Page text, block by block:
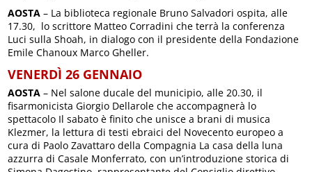
AOSTA – La biblioteca regionale Bruno Salvadori ospita, alle
17.30, lo scrittore Matteo Corradini che terrà la conferenza
Luci sulla Shoah, in dialogo con il presidente della Fondazione
Emile Chanoux Marco Gheller.
VENERDÌ 26 GENNAIO
AOSTA – Nel salone ducale del municipio, alle 20.30, il
fisarmonicista Giorgio Dellarole che accompagnerà lo
spettacolo Il sabato è finito che unisce a brani di musica
Klezmer, la lettura di testi ebraici del Novecento europeo a
cura di Paolo Zavattaro della Compagnia La casa della luna
azzurra di Casale Monferrato, con un’introduzione storica di